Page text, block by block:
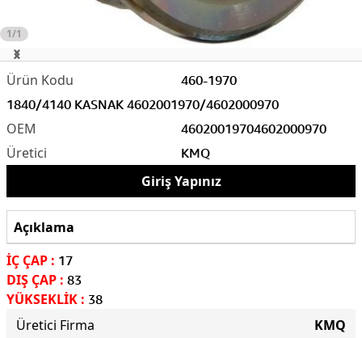
1/1
460-1970
46020019704602000970
1840/4140 KASNAK 4602001970/4602000970
KMQ
Giriş Yapınız
Açıklama
İÇ ÇAP : 17
DIŞ ÇAP : 83
YÜKSEKLİK : 38
Üretici Firma KMQ